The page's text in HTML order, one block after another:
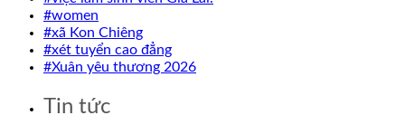
#women
#xã Kon Chiêng
#xét tuyển cao đẳng
#Xuân yêu thương 2026
Tin tức